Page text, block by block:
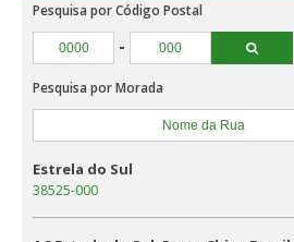
Pesquisa por Código Postal
-
Pesquisa por Morada
Estrela do Sul
38525-000